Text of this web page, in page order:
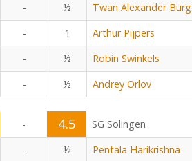
- ½ Twan Alexander Burg
- 1 Arthur Pijpers
- ½ Robin Swinkels
- ½ Andrey Orlov
- 4.5
SG Solingen
- ½ Pentala Harikrishna